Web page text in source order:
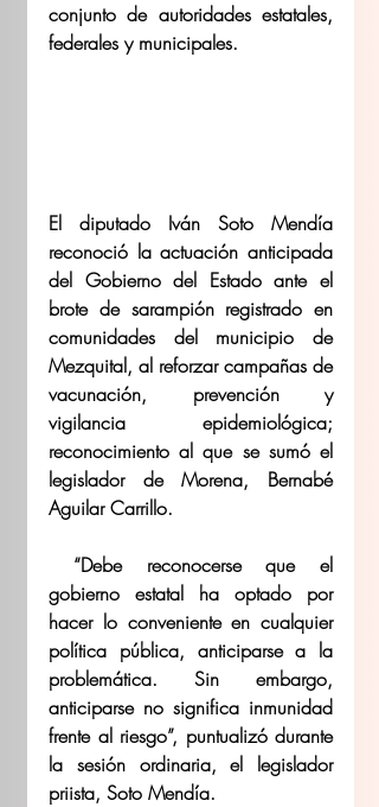
conjunto de autoridades estatales,
federales y municipales.
El diputado Iván Soto Mendía
reconoció la actuación anticipada
del Gobierno del Estado ante el
brote de sarampión registrado en
comunidades del municipio de
Mezquital, al reforzar campañas de
vacunación, prevención y
vigilancia epidemiológica;
reconocimiento al que se sumó el
legislador de Morena, Bernabé
Aguilar Carrillo.
gobierno estatal ha optado por
hacer lo conveniente en cualquier
política pública, anticiparse a la
problemática. Sin embargo,
anticiparse no significa inmunidad
frente al riesgo”, puntualizó durante
la sesión ordinaria, el legislador
priista, Soto Mendía.